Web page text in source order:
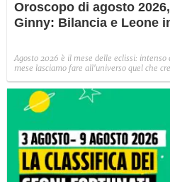
Oroscopo di agosto
Ginny: Bilancia e Leone
Agosto 2026 è il mese delle eclissi:
mese lasciamo fare all'universo quel che
bollente!